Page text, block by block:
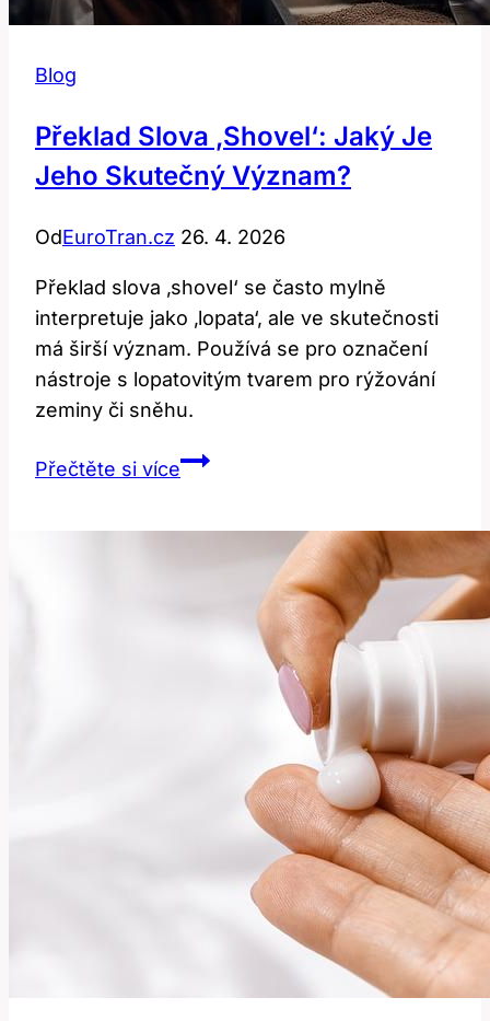
Blog
Překlad Slova ‚shovel‘: Jaký Je
Jeho Skutečný Význam?
OdEuroTran.cz 26. 4. 2026
Překlad slova ‚shovel‘ se často mylně
interpretuje jako ‚lopata‘, ale ve skutečnosti
má širší význam. Používá se pro označení
nástroje s lopatovitým tvarem pro rýžování
zeminy či sněhu.
Přečtěte si vícePřeklad
skutečný